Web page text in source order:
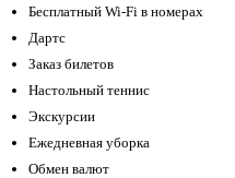
Бесплатный Wi-Fi в номерах
Дартс
Заказ билетов
Настольный теннис
Экскурсии
Ежедневная уборка
Обмен валют